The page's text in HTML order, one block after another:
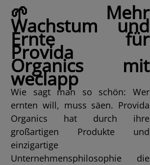
🌱 Mehr
Wachstum und
Ernte für
Provida
Organics mit
weclapp
Wie sagt man so schön: Wer
ernten will, muss säen. Provida
Organics hat durch ihre
großartigen Produkte und
einzigartige
Unternehmensphilosophie die